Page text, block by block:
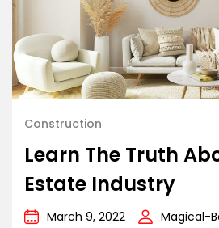
Construction
Learn The Truth
Estate Industry
March 9, 2022
Magical-